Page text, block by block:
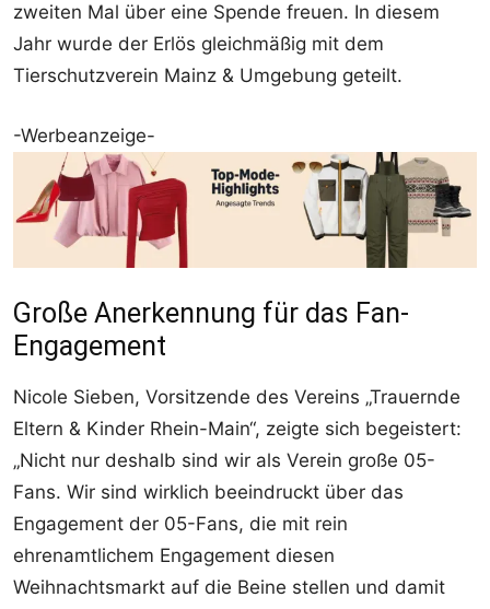
zweiten Mal über eine Spende freuen. In diesem
Jahr wurde der Erlös gleichmäßig mit dem
Tierschutzverein Mainz & Umgebung geteilt.
-Werbeanzeige-
Große Anerkennung für das Fan-
Engagement
Nicole Sieben, Vorsitzende des Vereins „Trauernde
Eltern & Kinder Rhein-Main“, zeigte sich begeistert:
„Nicht nur deshalb sind wir als Verein große 05-
Fans. Wir sind wirklich beeindruckt über das
Engagement der 05-Fans, die mit rein
ehrenamtlichem Engagement diesen
Weihnachtsmarkt auf die Beine stellen und damit